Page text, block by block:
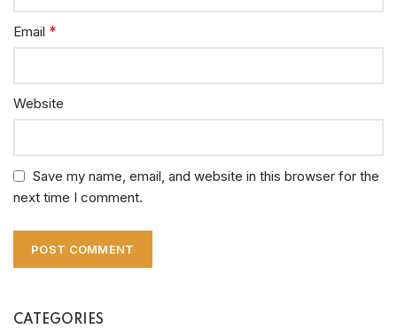
Email *
Website
Save my name, email, and website in this browser for the
next time I comment.
CATEGORIES